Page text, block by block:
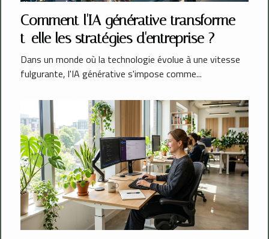
Comment l'IA générative transforme-
t-elle les stratégies d'entreprise ?
Dans un monde où la technologie évolue à une vitesse
fulgurante, l'IA générative s'impose comme...